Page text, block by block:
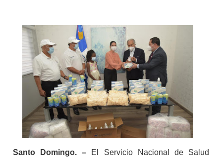
Santo Domingo. – El Servicio Nacional de Salud